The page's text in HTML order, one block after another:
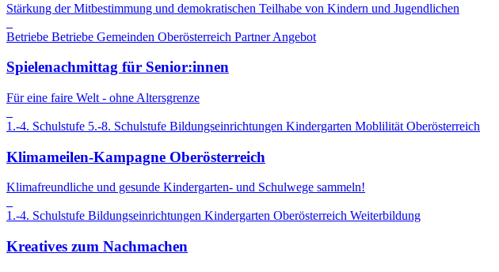
Stärkung der Mitbestimmung und demokratischen Teilhabe von Kindern und Jugendlichen
Betriebe Betriebe Gemeinden Oberösterreich Partner Angebot
Spielenachmittag für Senior:innen
Für eine faire Welt - ohne Altersgrenze
1.-4. Schulstufe 5.-8. Schulstufe Bildungseinrichtungen Kindergarten Moblilität Oberösterreich
Klimameilen-Kampagne Oberösterreich
Klimafreundliche und gesunde Kindergarten- und Schulwege sammeln!
1.-4. Schulstufe Bildungseinrichtungen Kindergarten Oberösterreich Weiterbildung
Kreatives zum Nachmachen